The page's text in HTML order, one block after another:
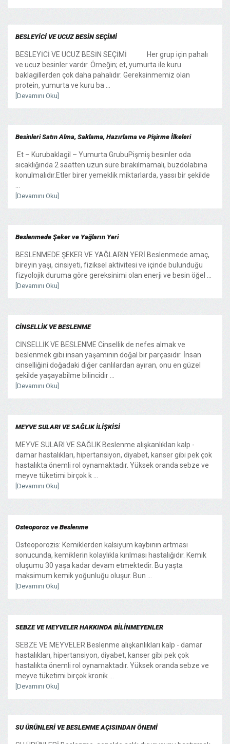
BESLEYİCİ VE UCUZ BESİN SEÇİMİ
BESLEYİCİ VE UCUZ BESİN SEÇİMİ Her grup için pahalı
ve ucuz besinler vardır. Örneğin; et, yumurta ile kuru
baklagillerden çok daha pahalıdır. Gereksinmemiz olan
protein, yumurta ve kuru ba ...
[Devamını Oku]
Besinleri Satın Alma, Saklama, Hazırlama ve Pişirme İlkeleri
Et – Kurubaklagil – Yumurta GrubuPişmiş besinler oda
sıcaklığında 2 saatten uzun süre bırakılmamalı, buzdolabına
konulmalıdır.Etler birer yemeklik miktarlarda, yassı bir şekilde
[Devamını Oku]
Beslenmede Şeker ve Yağların Yeri
BESLENMEDE ŞEKER VE YAĞLARIN YERİ Beslenmede amaç,
bireyin yaşı, cinsiyeti, fiziksel aktivitesi ve içinde bulunduğu
fizyolojik duruma göre gereksinimi olan enerji ve besin öğel ...
[Devamını Oku]
CİNSELLİK VE BESLENME
CİNSELLİK VE BESLENME Cinsellik de nefes almak ve
beslenmek gibi insan yaşamının doğal bir parçasıdır. İnsan
cinselliğini doğadaki diğer canlılardan ayıran, onu en güzel
şekilde yaşayabilme bilincidir ...
[Devamını Oku]
MEYVE SULARI VE SAĞLIK İLİŞKİSİ
MEYVE SULARI VE SAĞLIK Beslenme alışkanlıkları kalp -
damar hastalıkları, hipertansiyon, diyabet, kanser gibi pek çok
hastalıkta önemli rol oynamaktadır. Yüksek oranda sebze ve
meyve tüketimi birçok k ...
[Devamını Oku]
Osteoporoz ve Beslenme
Osteoporozis: Kemiklerden kalsiyum kaybının artması
sonucunda, kemiklerin kolaylıkla kırılması hastalığıdır. Kemik
oluşumu 30 yaşa kadar devam etmektedir. Bu yaşta
maksimum kemik yoğunluğu oluşur. Bun ...
[Devamını Oku]
SEBZE VE MEYVELER HAKKINDA BİLİNMEYENLER
SEBZE VE MEYVELER Beslenme alışkanlıkları kalp - damar
hastalıkları, hipertansiyon, diyabet, kanser gibi pek çok
hastalıkta önemli rol oynamaktadır. Yüksek oranda sebze ve
meyve tüketimi birçok kronik ...
[Devamını Oku]
SU ÜRÜNLERİ VE BESLENME AÇISINDAN ÖNEMİ